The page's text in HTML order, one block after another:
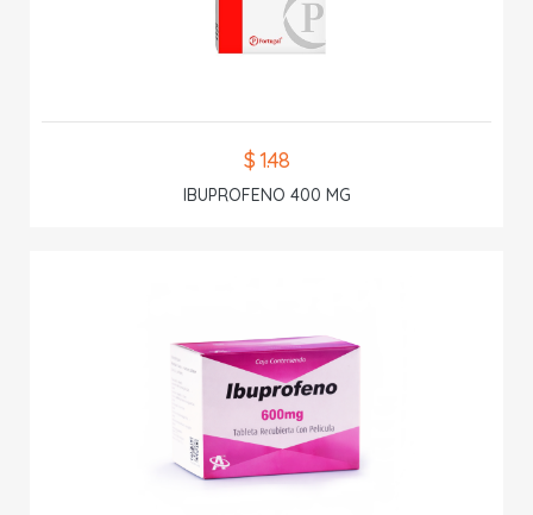
$ 1.48
IBUPROFENO 400 MG